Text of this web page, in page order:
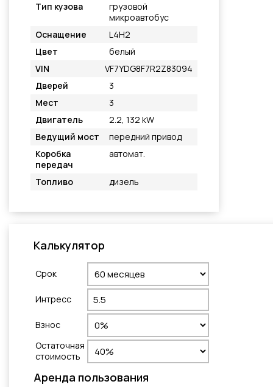
Тип кузова
грузовой
микроавтобус
Оснащение
L4H2
Цвет
белый
VIN
VF7YDG8F7R2Z83094
Дверей
3
Мест
3
Двигатель
2.2, 132 kW
Ведущий мост
передний привод
Коробка
передач
автомат.
Топливо дизель
Калькулятор
Cрок
Интресс
Взнос
Остаточная
стоимость
Aренда пользования